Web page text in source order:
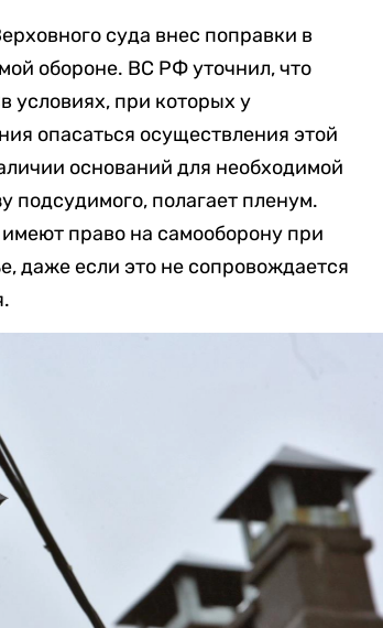
суда внес поправки в
обороне. ВС РФ уточнил, что
условиях, при которых у
опасаться осуществления этой
оснований для необходимой
подсудимого, полагает пленум.
право на самооборону при
даже если это не сопровождается